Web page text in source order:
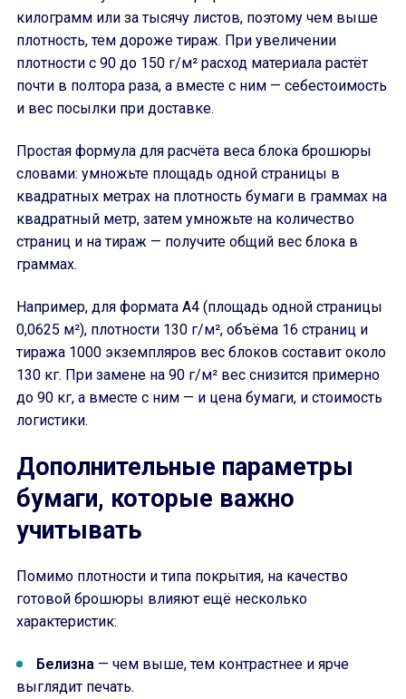
килограмм или за тысячу листов, поэтому чем выше
плотность, тем дороже тираж. При увеличении
плотности с 90 до 150 г/м² расход материала растёт
почти в полтора раза, а вместе с ним — себестоимость
и вес посылки при доставке.
Простая формула для расчёта веса блока брошюры
словами: умножьте площадь одной страницы в
квадратных метрах на плотность бумаги в граммах на
квадратный метр, затем умножьте на количество
страниц и на тираж — получите общий вес блока в
граммах.
Например, для формата А4 (площадь одной страницы
0,0625 м²), плотности 130 г/м², объёма 16 страниц и
тиража 1000 экземпляров вес блоков составит около
130 кг. При замене на 90 г/м² вес снизится примерно
до 90 кг, а вместе с ним — и цена бумаги, и стоимость
логистики.
Дополнительные параметры
бумаги, которые важно
учитывать
Помимо плотности и типа покрытия, на качество
готовой брошюры влияют ещё несколько
характеристик:
Белизна — чем выше, тем контрастнее и ярче
выглядит печать.